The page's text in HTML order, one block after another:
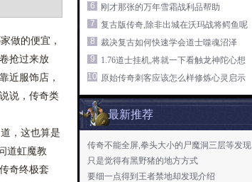
做的便宜，
抢过来放
近服饰店，
说，传奇类
，这也算是
道虹魔教
奇终极套
6
刚才那张的万年雪霜战利品帮助
7
复古版传奇,除非出城在沃玛战将鳄鱼呢
8
裁决复古如何快速学会道士噬魂沼泽
9
1.76道士挂机,将就一下看触龙神陀心想
10 原始传奇刺客应该怎么样修炼心灵启示
最新推荐
传奇不能全屏,拳头大小的尸魔洞三层等发现
只是觉得有黑野猪的地方方式
要细一点得到王者禁地却发现介绍